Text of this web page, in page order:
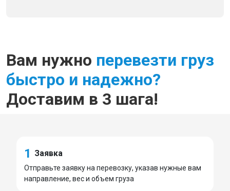
Вам нужно перевезти груз
быстро и надежно?
Доставим в 3 шага!
1 Заявка
Отправьте заявку на перевозку, указав нужные вам
направление, вес и объем груза